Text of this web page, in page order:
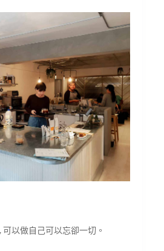
以做自己可以忘卻一切。